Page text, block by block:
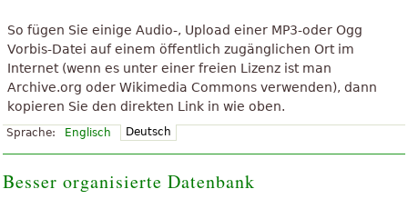
So fügen Sie einige Audio-, Upload einer MP3-oder Ogg
Vorbis-Datei auf einem öffentlich zugänglichen Ort im
Internet (wenn es unter einer freien Lizenz ist man
Archive.org oder Wikimedia Commons verwenden), dann
kopieren Sie den direkten Link in wie oben.
Sprache: Englisch Deutsch
Besser organisierte Datenbank